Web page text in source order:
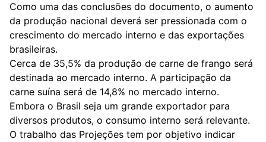
Como uma das conclusões do documento, o aumento
da produção nacional deverá ser pressionada com o
crescimento do mercado interno e das exportações
brasileiras.
Cerca de 35,5% da produção de carne de frango será
destinada ao mercado interno. A participação da
carne suína será de 14,8% no mercado interno.
Embora o Brasil seja um grande exportador para
diversos produtos, o consumo interno será relevante.
O trabalho das Projeções tem por objetivo indicar